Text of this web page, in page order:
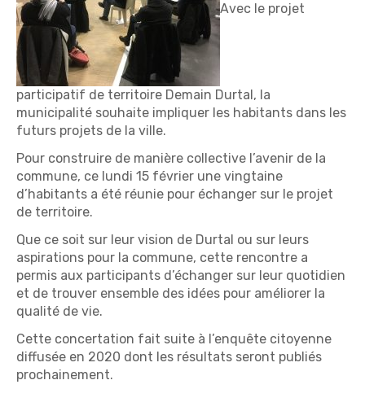
Avec le projet
participatif de territoire Demain Durtal, la
municipalité souhaite impliquer les habitants dans les
futurs projets de la ville.
Pour construire de manière collective l’avenir de la
commune, ce lundi 15 février une vingtaine
d’habitants a été réunie pour échanger sur le projet
de territoire.
Que ce soit sur leur vision de Durtal ou sur leurs
aspirations pour la commune, cette rencontre a
permis aux participants d’échanger sur leur quotidien
et de trouver ensemble des idées pour améliorer la
qualité de vie.
Cette concertation fait suite à l’enquête citoyenne
diffusée en 2020 dont les résultats seront publiés
prochainement.